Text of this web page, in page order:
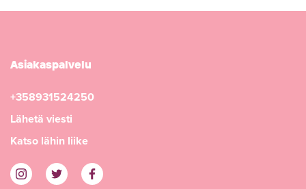
Asiakaspalvelu
+358931524250
Lähetä viesti
Katso lähin liike